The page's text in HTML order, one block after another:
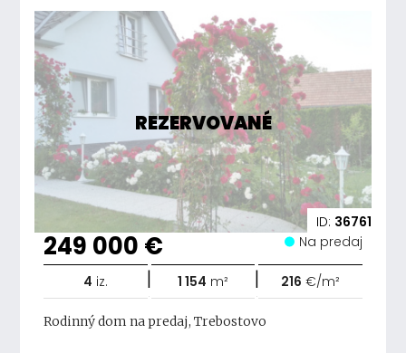
REZERVOVANÉ
ID: 36761
249 000 € Na predaj
4 iz. | 1 154 m² | 216 €/m²
Rodinný dom na predaj, Trebostovo